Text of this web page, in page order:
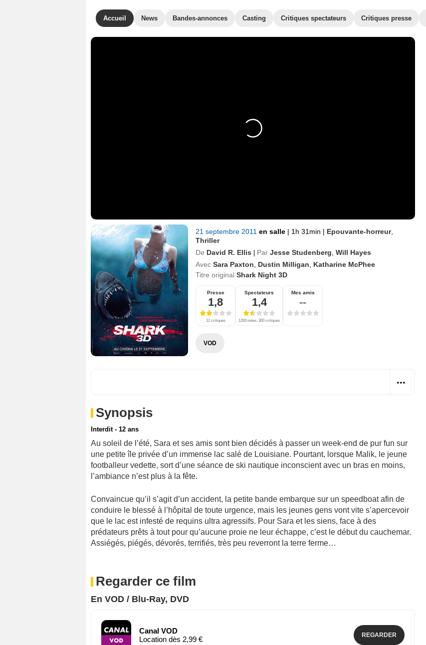
Accueil News Bandes-annonces Casting Critiques spectateurs Critiques presse
21 septembre 2011 en salle | 1h 31min | Epouvante-horreur,
Thriller
De David R. Ellis | Par Jesse Studenberg Will Hayes
Avec Sara Paxton Dustin Milligan
Katharine McPhee
Titre original Shark Night 3D
Presse
1,8
12 critiques
Spectateurs
1,4
1283 notes, 300 critiques
Mes amis
--
VOD
Synopsis
Interdit - 12 ans
Au soleil de l’été, Sara et ses amis sont bien décidés à passer un week-end de pur fun sur
une petite île privée d’un immense lac salé de Louisiane. Pourtant, lorsque Malik, le jeune
footballeur vedette, sort d’une séance de ski nautique inconscient avec un bras en moins,
l’ambiance n’est plus à la fête.
Convaincue qu’il s’agit d’un accident, la petite bande embarque sur un speedboat afin de
conduire le blessé à l’hôpital de toute urgence, mais les jeunes gens vont vite s’apercevoir
que le lac est infesté de requins ultra agressifs. Pour Sara et les siens, face à des
prédateurs prêts à tout pour qu’aucune proie ne leur échappe, c’est le début du cauchemar.
Assiégés, piégés, dévorés, terrifiés, très peu reverront la terre ferme…
Regarder ce film
En VOD / Blu-Ray, DVD
Canal VOD
Location dès 2,99 €
REGARDER